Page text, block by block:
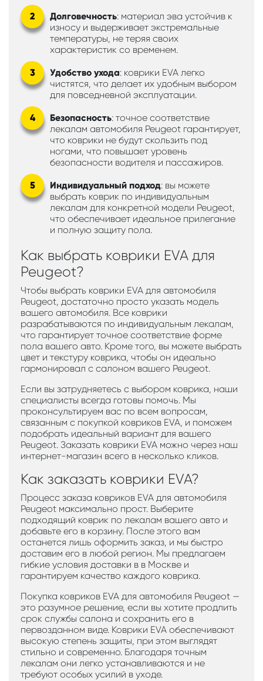
Долговечность: материал эва устойчив к
износу и выдерживает экстремальные
температуры, не теряя своих
характеристик со временем.
Удобство ухода: коврики EVA легко
чистятся, что делает их удобным выбором
для повседневной эксплуатации.
Безопасность: точное соответствие
лекалам автомобиля Peugeot гарантирует,
что коврики не будут скользить под
ногами, что повышает уровень
безопасности водителя и пассажиров.
Индивидуальный подход: вы можете
выбрать коврик по индивидуальным
лекалам для конкретной модели Peugeot,
что обеспечивает идеальное прилегание
и полную защиту пола.
Как выбрать коврики EVA для
Peugeot?
Чтобы выбрать коврики EVA для автомобиля
Peugeot, достаточно просто указать модель
вашего автомобиля. Все коврики
разрабатываются по индивидуальным лекалам,
что гарантирует точное соответствие форме
пола вашего авто. Кроме того, вы можете выбрать
цвет и текстуру коврика, чтобы он идеально
гармонировал с салоном вашего Peugeot.
Если вы затрудняетесь с выбором коврика, наши
специалисты всегда готовы помочь. Мы
проконсультируем вас по всем вопросам,
связанным с покупкой ковриков EVA, и поможем
подобрать идеальный вариант для вашего
Peugeot. Заказать коврики EVA можно через наш
интернет-магазин всего в несколько кликов.
Как заказать коврики EVA?
Процесс заказа ковриков EVA для автомобиля
Peugeot максимально прост. Выберите
подходящий коврик по лекалам вашего авто и
добавьте его в корзину. После этого вам
останется лишь оформить заказ, и мы быстро
доставим его в любой регион. Мы предлагаем
гибкие условия доставки в в Москве и
гарантируем качество каждого коврика.
Покупка ковриков EVA для автомобиля Peugeot —
это разумное решение, если вы хотите продлить
срок службы салона и сохранить его в
первозданном виде. Коврики EVA обеспечивают
высокую степень защиты, при этом выглядят
стильно и современно. Благодаря точным
лекалам они легко устанавливаются и не
требуют особых усилий в уходе.